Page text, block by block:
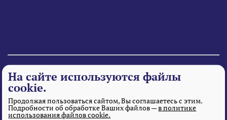
© 1995 - 2026 «Веста» Все права защищены.
На сайте используются файлы
cookie.
Продолжая пользоваться сайтом, Вы соглашаетесь с этим.
Подробности об обработке Ваших файлов —в политике
использования файлов cookie.